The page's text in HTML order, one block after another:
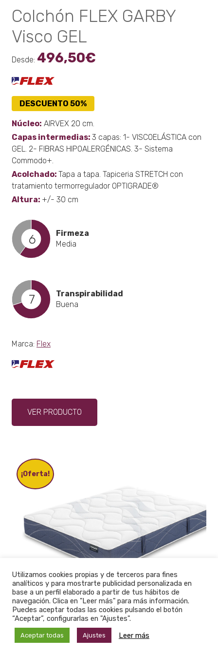
Colchón FLEX GARBY
Visco GEL
Desde: 496,50€
DESCUENTO 50%
Núcleo: AIRVEX 20 cm.
Capas intermedias: 3 capas: 1- VISCOELÁSTICA con
GEL. 2- FIBRAS HIPOALERGÉNICAS. 3- Sistema
Commodo+.
Acolchado: Tapa a tapa. Tapiceria STRETCH con
tratamiento termorregulador OPTIGRADE®
Altura: +/- 30 cm
6
Firmeza
Media
7
Transpirabilidad
Buena
Marca: Flex
VER PRODUCTO
Este
tiene
pueden
elegir
en
página
de
¡Oferta!
Colchón FLEX HABANA
Desde:309,00€
Utilizamos cookies propias y de terceros para fines
analíticos y para mostrarte publicidad personalizada en
base a un perfil elaborado a partir de tus hábitos de
navegación. Clica en "Leer más" para más información.
Puedes aceptar todas las cookies pulsando el botón
“Aceptar”, configurarlas en "Ajustes".
Aceptar todas Ajustes Leer más